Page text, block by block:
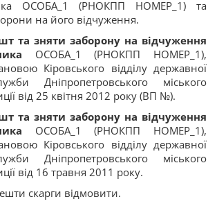
ОСОБА_1 (РНОКПП НОМЕР_1) та
на його відчуження.
та зняти заборону на відчуження
ОСОБА_1 (РНОКПП НОМЕР_1),
Кіровського відділу державної
Дніпропетровського міського
від 25 квітня 2012 року (ВП №).
та зняти заборону на відчуження
ОСОБА_1 (РНОКПП НОМЕР_1),
Кіровського відділу державної
Дніпропетровського міського
від 16 травня 2011 року.
скарги відмовити.